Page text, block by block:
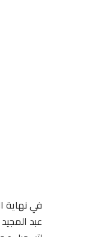
في نهاية
عبد